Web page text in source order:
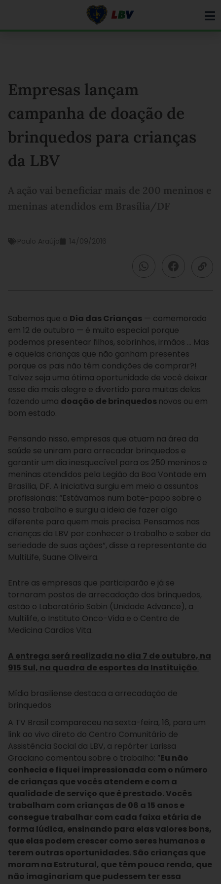
Empresas lançam
campanha de doação de
brinquedos para crianças
da LBV
A ação vai beneficiar mais de 200 meninos e
meninas atendidos em Brasília/DF
Paulo Araújo 14/09/2016
Sabemos que o Dia das Crianças — comemorado
em 12 de outubro — é muito especial porque
podemos presentear filhos, sobrinhos, irmãos … Mas
e aquelas crianças que não ganham presentes
porque os pais não têm condições de comprar?!
Talvez seja uma ótima oportunidade de você deixar
esse dia mais alegre e divertido para muitas delas
fazendo uma doação de brinquedos novos ou em
bom estado.
Pensando nisso, empresas que atuam na área da
saúde se uniram para arrecadar brinquedos e
garantir um dia inesquecível para os 250 meninos e
meninas atendidos pela Legião da Boa Vontade em
Brasília, DF. A iniciativa surgiu em meio a assuntos
profissionais: “Estávamos num bate-papo sobre o
nosso trabalho e surgiu a ideia de fazer algo
diferente para quem mais precisa. Pensamos nas
crianças da LBV por conhecer o trabalho e saber da
seriedade de suas ações”, disse a representante da
MultiLife, Suane Oliveira.
Entre as empresas que participarão e já se
tornaram postos de arrecadação dos brinquedos,
estão o Laboratório Sabin (Unidade Advance), a
Multilife, o Instituto Onco-Vida e o Centro de
Medicina Cardios Vita.
A entrega será realizada no dia 7 de outubro, na
915 Sul, na quadra de esportes da Instituição.
Mídia brasiliense destaca a arrecadação de
brinquedos
A TV Brasil compareceu na sexta-feira, 16, para um
link ao vivo direto do Centro Comunitário de
Assistência Social da LBV, a repórter Larissa
Graciano comentou sobre o trabalho: ”Eu não
conhecia e fiquei impressionada com o número
de crianças que vocês atendem e com a
qualidade de serviço que é prestado. Vocês
trabalham com crianças de 06 a 15 anos e
consegue trabalhar com cada faixa etária de
forma lúdica, ensinando para elas valores bons,
que elas podem crescer como seres humanos e
terem outras oportunidades. São crianças que
moram na Estrutural, que têm pouca renda, que
não imaginariam que pudessem ter essa